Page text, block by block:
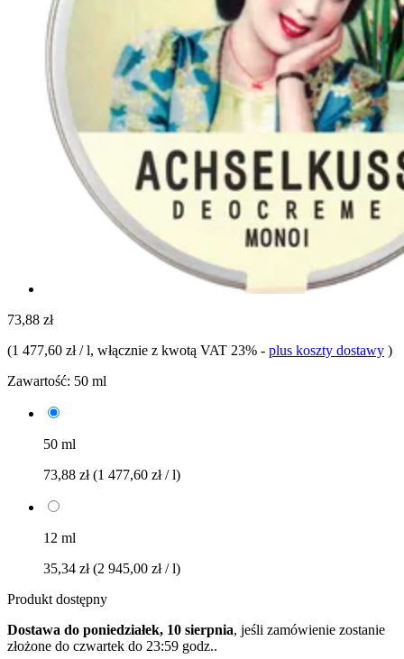
73,88 zł
(1 477,60 zł / l, włącznie z kwotą VAT 23% - plus koszty dostawy )
Zawartość: 50 ml
50 ml
73,88 zł(1 477,60 zł / l)
12 ml
35,34 zł(2 945,00 zł / l)
Produkt dostępny
Dostawa do poniedziałek, 10 sierpnia, jeśli zamówienie zostanie
złożone do czwartek do 23:59 godz..